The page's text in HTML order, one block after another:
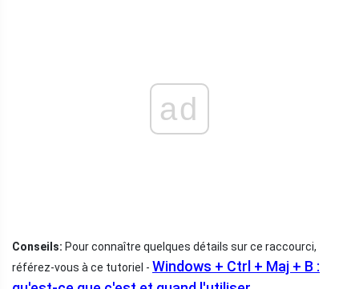
ad
Conseils: Pour connaître quelques détails sur ce raccourci,
référez-vous à ce tutoriel - Windows + Ctrl + Maj + B :